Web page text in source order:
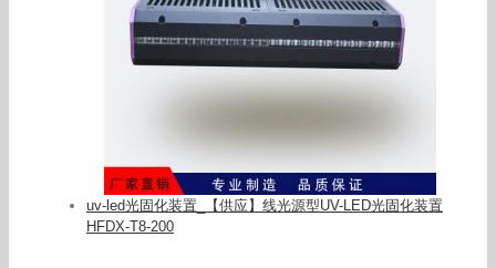
uv-led光固化装置_【供应】线光源型UV-LED光固化装置
HFDX-T8-200